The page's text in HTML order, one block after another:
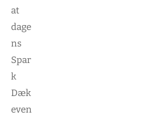
at
dage
ns
Spar
k
Dæk
even